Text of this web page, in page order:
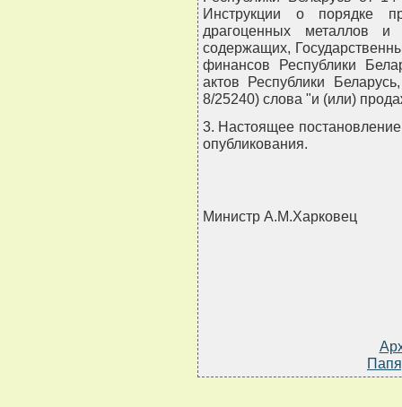
Инструкции о порядке
драгоценных металлов
содержащих,
финансов Республики
актов Республики
8/25240) слова "и (или)
3. Настоящее
опубликования.
Министр А.М.Харковец